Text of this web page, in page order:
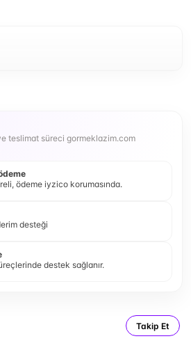
teslimat süreci gormeklazim.com
ödeme iyzico korumasında.
desteği
destek sağlanır.
Takip Et